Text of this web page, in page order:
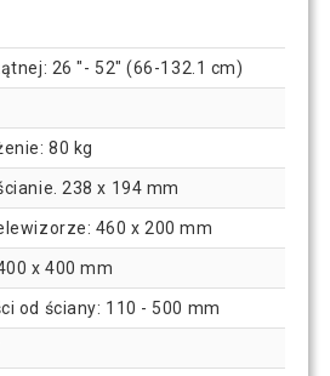
26 "- 52" (66-132.1 cm)
80 kg
238 x 194 mm
460 x 200 mm
x 400 mm
od ściany: 110 - 500 mm